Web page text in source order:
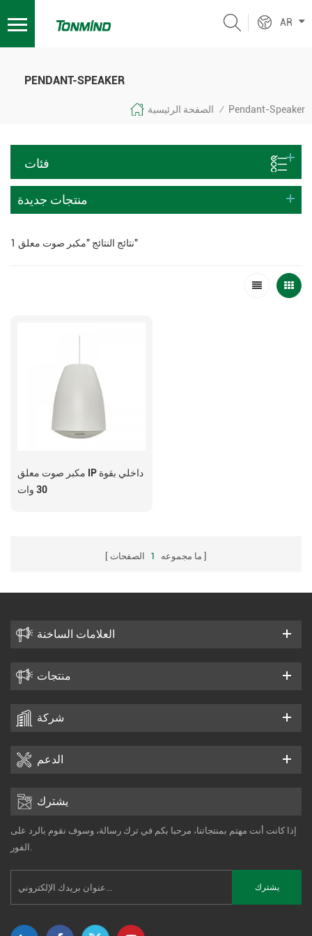
AR
PENDANT-SPEAKER
الصفحة الرئيسية / Pendant-Speaker
فئات
منتجات جديدة
1 نتائج النتائج "مكبر صوت معلق"
مكبر صوت معلق IP داخلي بقوة
30 وات
ما مجموعه 1 الصفحات
العلامات الساخنة
منتجات
شركة
الدعم
يشترك
إذا كانت أنت مهتم بمنتجاتنا، مرحبا بكم في ترك رسالة، وسوف نقوم بالرد على
الفور.